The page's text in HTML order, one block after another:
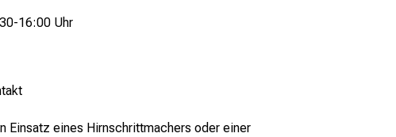
16:00 Uhr
Einsatz eines Hirnschrittmachers oder einer